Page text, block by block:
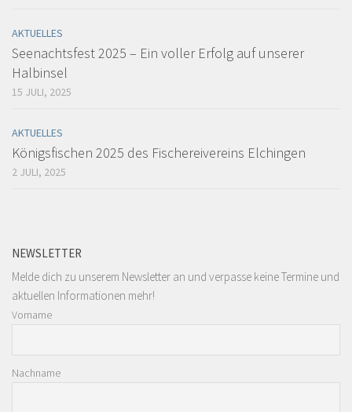
AKTUELLES
Seenachtsfest 2025 – Ein voller Erfolg auf unserer
Halbinsel
15 JULI, 2025
AKTUELLES
Königsfischen 2025 des Fischereivereins Elchingen
2 JULI, 2025
NEWSLETTER
Melde dich zu unserem Newsletter an und verpasse keine Termine und
aktuellen Informationen mehr!
Vorname
Nachname